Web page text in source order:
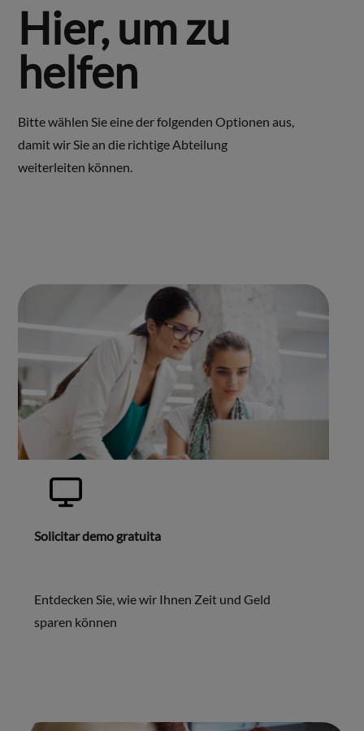
Hier, um zu
helfen
Bitte wählen Sie eine der folgenden Optionen aus,
damit wir Sie an die richtige Abteilung
weiterleiten können.
Solicitar demo gratuita
Entdecken Sie, wie wir Ihnen Zeit und Geld
sparen können